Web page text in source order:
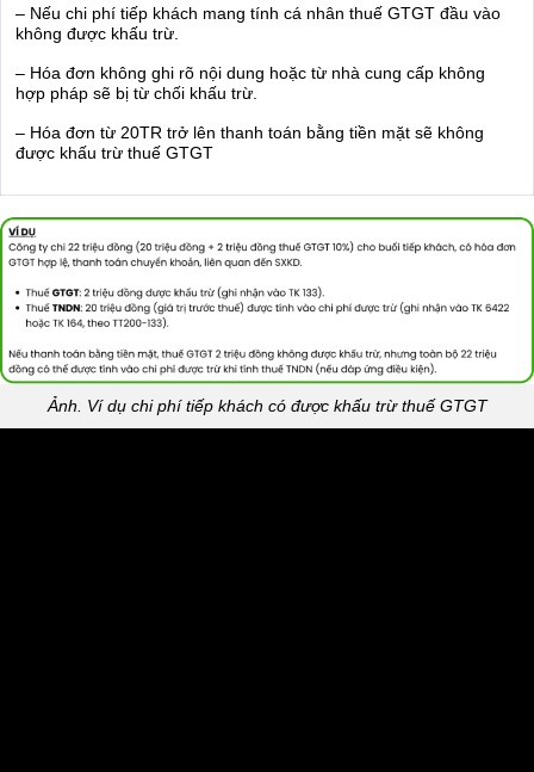
– Nếu chi phí tiếp khách mang tính cá nhân thuế GTGT đầu vào
không được khấu trừ.
– Hóa đơn không ghi rõ nội dung hoặc từ nhà cung cấp không
hợp pháp sẽ bị từ chối khấu trừ.
– Hóa đơn từ 20TR trở lên thanh toán bằng tiền mặt sẽ không
được khấu trừ thuế GTGT
Ảnh. Ví dụ chi phí tiếp khách có được khấu trừ thuế GTGT